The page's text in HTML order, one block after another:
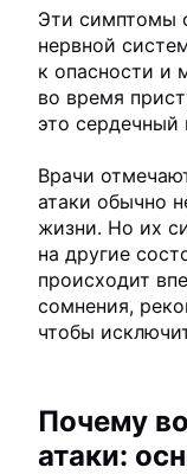
Эти симптомы
нервной
к опасности и
во время
это сердечный
Врачи
атаки обычно
жизни. Но их
на другие
происходит
сомнения,
чтобы
Почему
атаки: